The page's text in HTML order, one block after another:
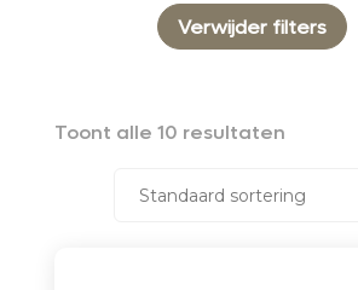
Verwijder filters
Toont alle 10 resultaten